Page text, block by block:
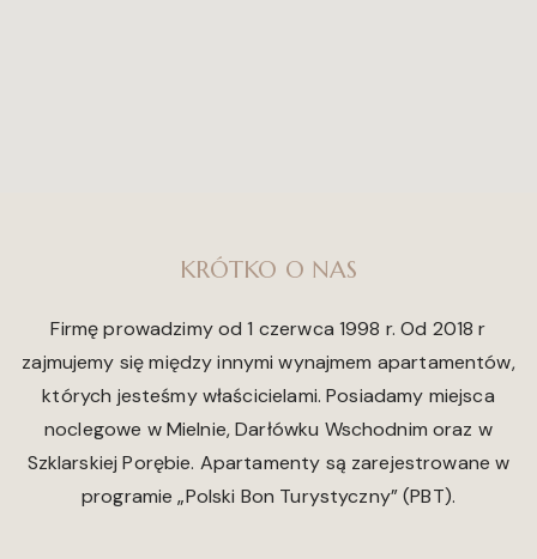
KRÓTKO O NAS
Firmę prowadzimy od 1 czerwca 1998 r. Od 2018 r
zajmujemy się między innymi wynajmem apartamentów,
których jesteśmy właścicielami. Posiadamy miejsca
noclegowe w Mielnie, Darłówku Wschodnim oraz w
Szklarskiej Porębie. Apartamenty są zarejestrowane w
programie „Polski Bon Turystyczny” (PBT).